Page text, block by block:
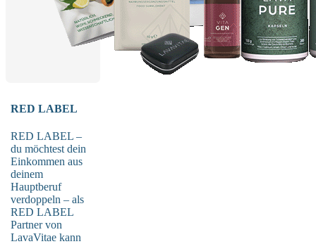
RED LABEL
RED LABEL –
du möchtest dein
Einkommen aus
deinem
Hauptberuf
verdoppeln – als
RED LABEL
Partner von
LavaVitae kann